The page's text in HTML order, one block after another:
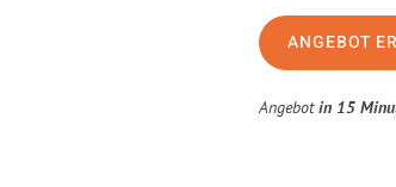
ANGEBOT
Angebotin 15